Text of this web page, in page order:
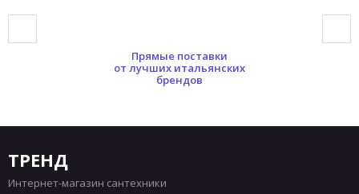
Прямые поставки
от лучших итальянских
брендов
ТРЕНД
Интернет-магазин сантехники